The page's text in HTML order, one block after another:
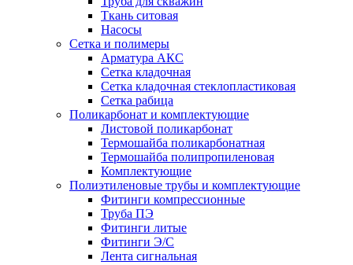
Ткань ситовая
Насосы
Сетка и полимеры
Арматура АКС
Сетка кладочная
Сетка кладочная стеклопластиковая
Сетка рабица
Поликарбонат и комплектующие
Листовой поликарбонат
Термошайба поликарбонатная
Термошайба полипропиленовая
Комплектующие
Полиэтиленовые трубы и комплектующие
Фитинги компрессионные
Труба ПЭ
Фитинги литые
Фитинги Э/С
Лента сигнальная